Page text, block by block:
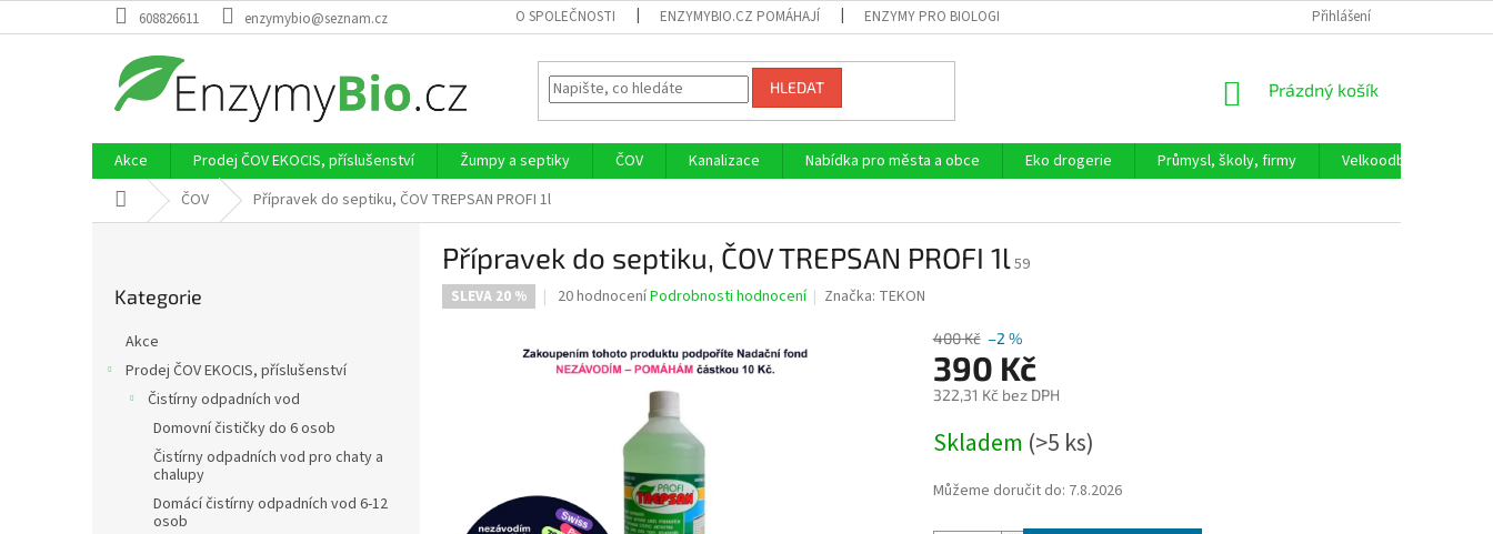
na
608826611 enzymybio@seznam.cz O SPOLEČNOSTI ENZYMYBIO.CZ POMÁHAJÍ ENZYMY PRO BIOLOGICKÉ ČIŠTĚNÍ ODPADNÍCH VOD LEVNĚJŠÍ NÁKUP BEZ OBALU
Přihlášení
HLEDAT
NÁKUPNÍ
Prázdný košík
Akce Prodej ČOV EKOCIS, příslušenství Žumpy a septiky ČOV Kanalizace Nabídka pro města a obce Eko drogerie Průmysl, školy, firmy
Velkoodběratel
Domů ČOV Přípravek do septiku, ČOV TREPSAN PROFI 1l
kategorie
Kategorie
Akce
Prodej ČOV EKOCIS, příslušenství
Čistírny odpadních vod
Domovní čističky do 6 osob
Čistírny odpadních vod pro chaty a
chalupy
Domácí čistírny odpadních vod 6-12
osob
Přípravek do septiku, ČOV TREPSAN PROFI 1l59
SLEVA 20 %
Průměrné
je
3,7
hvězdiček.
20 hodnoceníPodrobnosti hodnocení Značka: TEKON
400 Kč –2 %
390 Kč
322,31 Kč bez DPH
cena:
Skladem (>5 ks)
Můžeme doručit do: 7.8.2026